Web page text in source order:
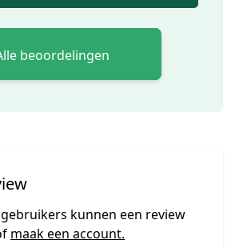
beoordelingen
kunnen een review
maak een account.